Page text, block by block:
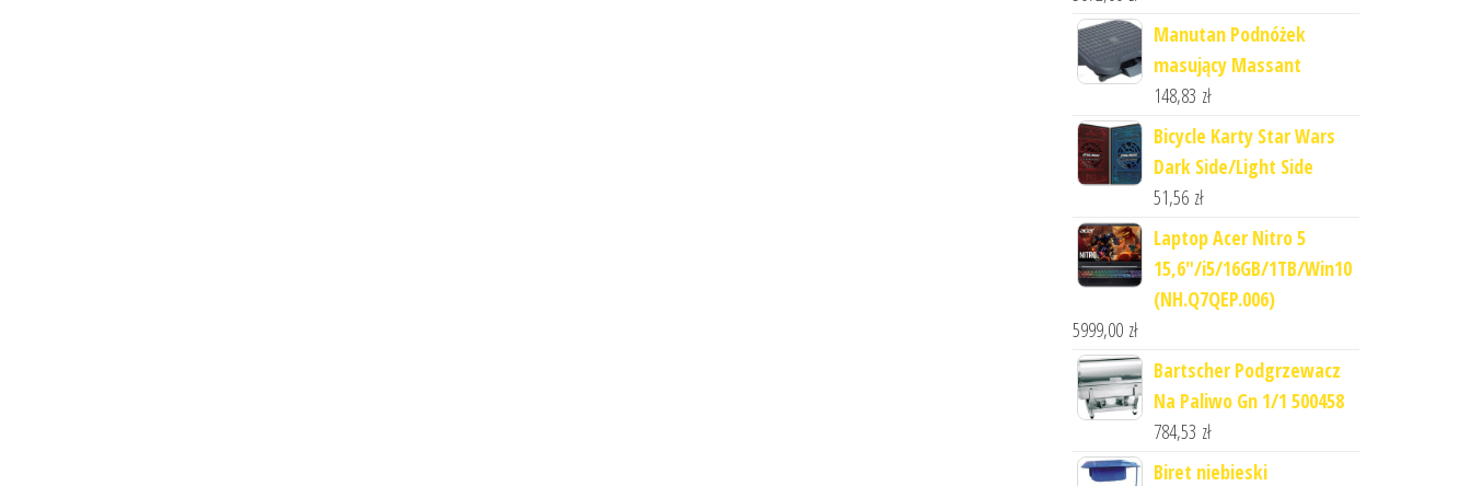
Manutan Podnóżek
masujący Massant
148,83 zł
Bicycle Karty Star Wars
Dark Side/Light Side
51,56 zł
Laptop Acer Nitro 5
15,6"/i5/16GB/1TB/Win10
(NH.Q7QEP.006)
5999,00 zł
Bartscher Podgrzewacz
Na Paliwo Gn 1/1 500458
784,53 zł
Biret niebieski